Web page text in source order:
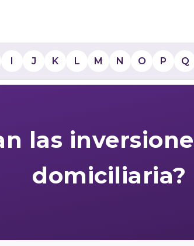
I J K L M N O P Q
las
domiciliaria?